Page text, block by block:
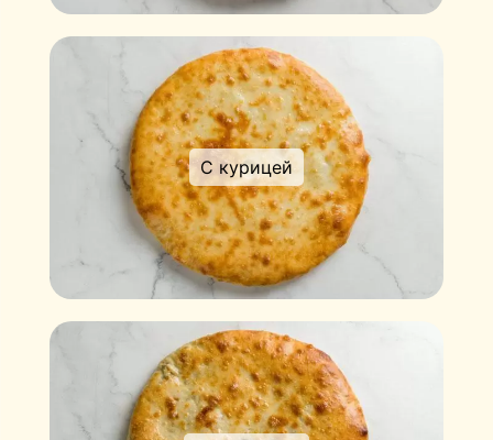
С курицей